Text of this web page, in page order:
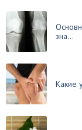
зна...
Какие